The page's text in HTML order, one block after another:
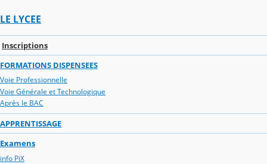
LE LYCEE
Inscriptions
FORMATIONS DISPENSEES
Voie Professionnelle
Voie Générale et Technologique
Après le BAC
APPRENTISSAGE
Examens
info PiX